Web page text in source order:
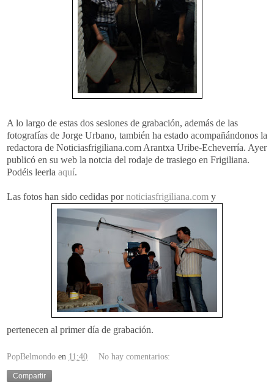
A lo largo de estas dos sesiones de grabación, además de las
fotografías de Jorge Urbano, también ha estado acompañándonos la
redactora de Noticiasfrigiliana.com Arantxa Uribe-Echeverría. Ayer
publicó en su web la notcia del rodaje de trasiego en Frigiliana.
Podéis leerla aquí.
Las fotos han sido cedidas pornoticiasfrigiliana.com y
pertenecen al primer día de grabación.
PopBelmondo en 11:40 No hay comentarios:
Compartir